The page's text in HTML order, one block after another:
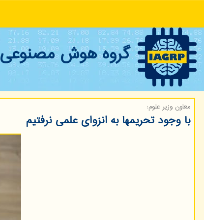
گروه هوش مصنوعی
معاون وزیر علوم:
با وجود تحریمها به انزوای علمی نرفتیم